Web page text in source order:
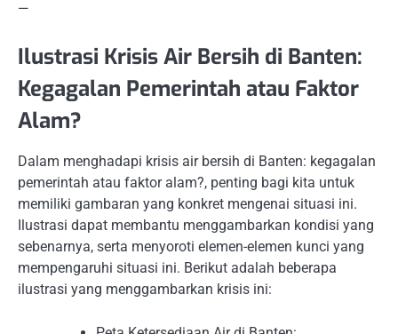
—
Ilustrasi Krisis Air Bersih di Banten:
Kegagalan Pemerintah atau Faktor
Alam?
Dalam menghadapi krisis air bersih di Banten: kegagalan
pemerintah atau faktor alam?, penting bagi kita untuk
memiliki gambaran yang konkret mengenai situasi ini.
Ilustrasi dapat membantu menggambarkan kondisi yang
sebenarnya, serta menyoroti elemen-elemen kunci yang
mempengaruhi situasi ini. Berikut adalah beberapa
ilustrasi yang menggambarkan krisis ini: